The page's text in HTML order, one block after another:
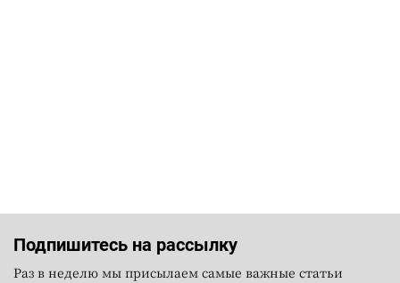
Подпишитесь на рассылку
Раз в неделю мы присылаем самые важные статьи